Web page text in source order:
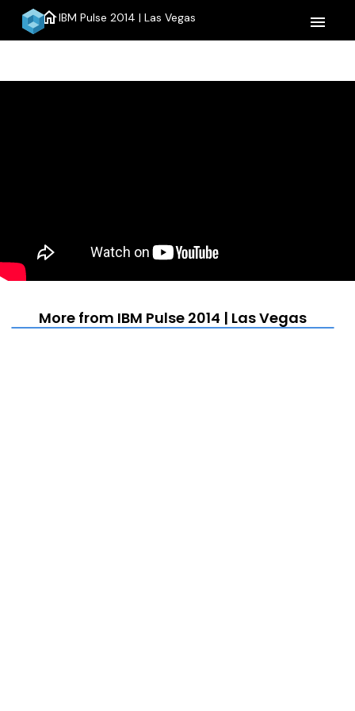
homeIBM Pulse 2014 | Las Vegas menu
More from IBM Pulse 2014 | Las Vegas